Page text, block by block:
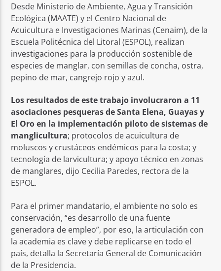
Desde Ministerio de Ambiente, Agua y Transición
Ecológica (MAATE) y el Centro Nacional de
Acuicultura e Investigaciones Marinas (Cenaim), de la
Escuela Politécnica del Litoral (ESPOL), realizan
investigaciones para la producción sostenible de
especies de manglar, con semillas de concha, ostra,
pepino de mar, cangrejo rojo y azul.
Los resultados de este trabajo involucraron a 11
asociaciones pesqueras de Santa Elena, Guayas y
El Oro en la implementación piloto de sistemas de
manglicultura; protocolos de acuicultura de
moluscos y crustáceos endémicos para la costa; y
tecnología de larvicultura; y apoyo técnico en zonas
de manglares, dijo Cecilia Paredes, rectora de la
ESPOL.
Para el primer mandatario, el ambiente no solo es
conservación, “es desarrollo de una fuente
generadora de empleo”, por eso, la articulación con
la academia es clave y debe replicarse en todo el
país, detalla la Secretaría General de Comunicación
de la Presidencia.